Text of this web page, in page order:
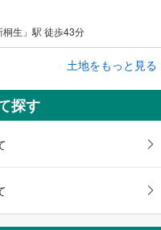
生」駅 徒歩43分
生」駅 徒歩78分
土地をもっと見る
探す